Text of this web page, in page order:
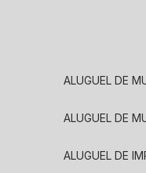
ALUGUEL DE
ALUGUEL DE
ALUGUEL DE